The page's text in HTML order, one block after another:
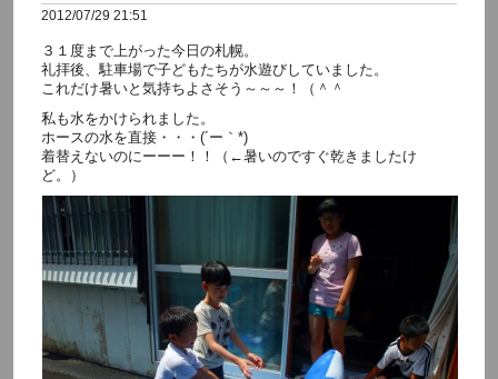
2012/07/29 21:51
３１度まで上がった今日の札幌。
礼拝後、駐車場で子どもたちが水遊びしていました。
これだけ暑いと気持ちよさそう～～～！（＾＾
私も水をかけられました。
ホースの水を直接・・・(´ー｀*)
着替えないのにーーー！！（←暑いのですぐ乾きましたけ
ど。）